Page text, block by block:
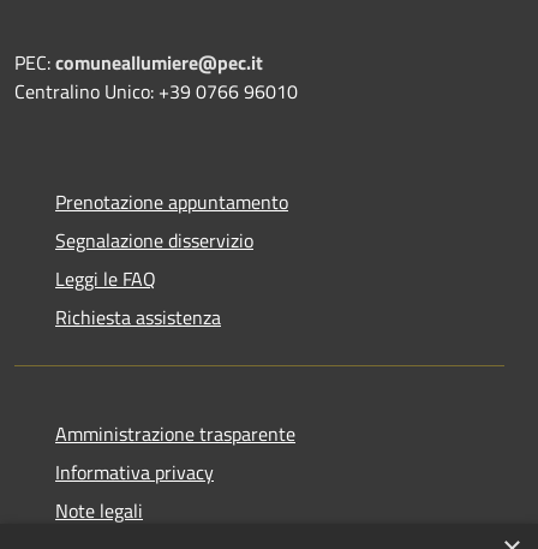
PEC:comuneallumiere@pec.it
Centralino Unico: +39 0766 96010
Prenotazione appuntamento
Segnalazione disservizio
Leggi le FAQ
Richiesta assistenza
Amministrazione trasparente
Informativa privacy
Note legali